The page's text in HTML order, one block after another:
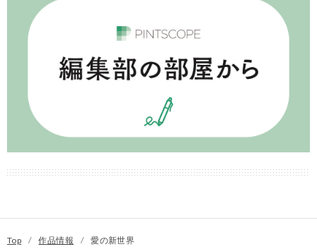
Top / 作品情報 / 愛の新世界